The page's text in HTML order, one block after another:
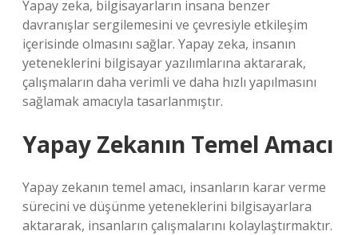
Yapay zeka, bilgisayarların insana benzer
davranışlar sergilemesini ve çevresiyle etkileşim
içerisinde olmasını sağlar. Yapay zeka, insanın
yeteneklerini bilgisayar yazılımlarına aktararak,
çalışmaların daha verimli ve daha hızlı yapılmasını
sağlamak amacıyla tasarlanmıştır.
Yapay Zekanın Temel Amacı
Yapay zekanın temel amacı, insanların karar verme
sürecini ve düşünme yeteneklerini bilgisayarlara
aktararak, insanların çalışmalarını kolaylaştırmaktır.